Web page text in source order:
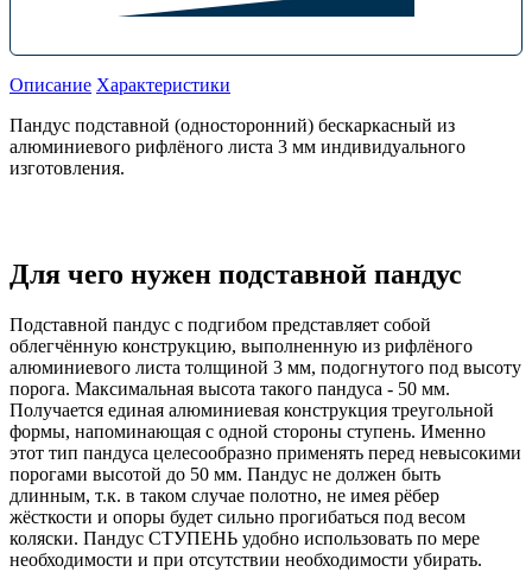
Описание Характеристики
Пандус подставной (односторонний) бескаркасный из
алюминиевого рифлёного листа 3 мм индивидуального
изготовления.
Для чего нужен подставной пандус
Подставной пандус с подгибом представляет собой
облегчённую конструкцию, выполненную из рифлёного
алюминиевого листа толщиной 3 мм, подогнутого под высоту
порога. Максимальная высота такого пандуса - 50 мм.
Получается единая алюминиевая конструкция треугольной
формы, напоминающая с одной стороны ступень. Именно
этот тип пандуса целесообразно применять перед невысокими
порогами высотой до 50 мм. Пандус не должен быть
длинным, т.к. в таком случае полотно, не имея рёбер
жёсткости и опоры будет сильно прогибаться под весом
коляски. Пандус СТУПЕНЬ удобно использовать по мере
необходимости и при отсутствии необходимости убирать.